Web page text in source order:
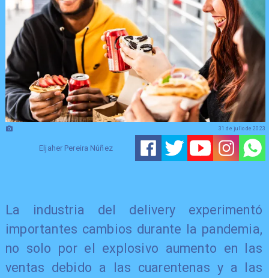
Eljaher Pereira Núñez
31 de julio de 2023
La industria del delivery experimentó
importantes cambios durante la pandemia,
no solo por el explosivo aumento en las
ventas debido a las cuarentenas y a las